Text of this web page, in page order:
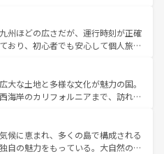
それぞれで全く異なる文化を体験で
。 なお、新着のフランス情報はコンテンツ一覧
験してほしい。 なお、新着の
ツ一覧を参照してほしい。
がある。また、優雅なアフタヌーン
はたまらない英国パブ、サッカー観
そできる体験も豊富。イギリスを旅
しい。
州ほどの広さだが、運行時刻が正確
おり、初心者でも安心して個人旅行
町や、スイスならではのユニークな
ス観光だけでなく町歩きも満喫する
所得が高いため物価も高いが、旅行
楽しむこともできる。 なお、新
テンツ一覧 を参照してほしい。
大な土地と多様な文化が魅力の国。
海岸のカリフォルニアまで、訪れる
観光、ショッピング、エンターテイ
激的なスポットだ。一方、アメリカ
り、グランドキャニオンやイエロー
候に恵まれ、多くの島で構成される
自の魅力をもっている。大自然の神